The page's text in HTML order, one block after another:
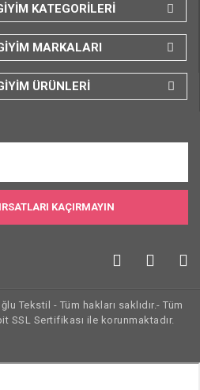
KATEGORİLERİ
MARKALARI
ÜRÜNLERİ
KAÇIRMAYIN
Tekstil - Tüm hakları saklıdır.- Tüm
SSL Sertifikası ile korunmaktadır.